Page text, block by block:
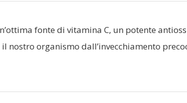
fonte di vitamina C, un potente
nostro organismo dall’invecchiamento